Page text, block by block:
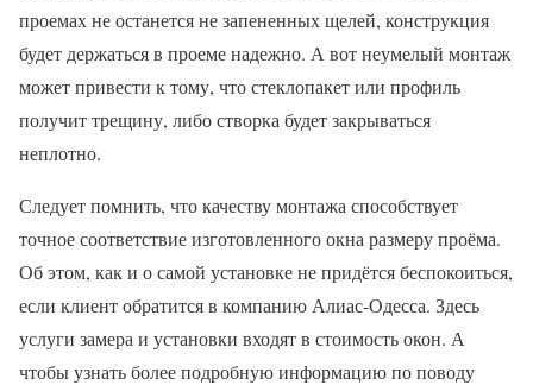
проемах не останется не запененных щелей, конструкция
будет держаться в проеме надежно. А вот неумелый монтаж
может привести к тому, что стеклопакет или профиль
получит трещину, либо створка будет закрываться
неплотно.
Следует помнить, что качеству монтажа способствует
точное соответствие изготовленного окна размеру проёма.
Об этом, как и о самой установке не придётся беспокоиться,
если клиент обратится в компанию Алиас-Одесса. Здесь
услуги замера и установки входят в стоимость окон. А
чтобы узнать более подробную информацию по поводу